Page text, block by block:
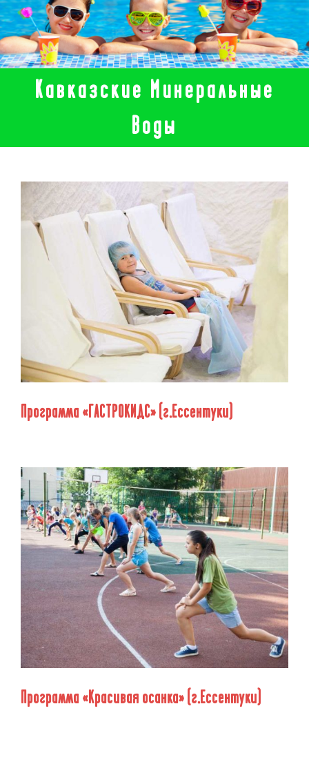
Кавказские Минеральные
Воды
Программа «ГАСТРОКИДС» (г.Ессентуки)
Программа «Красивая осанка» (г.Ессентуки)